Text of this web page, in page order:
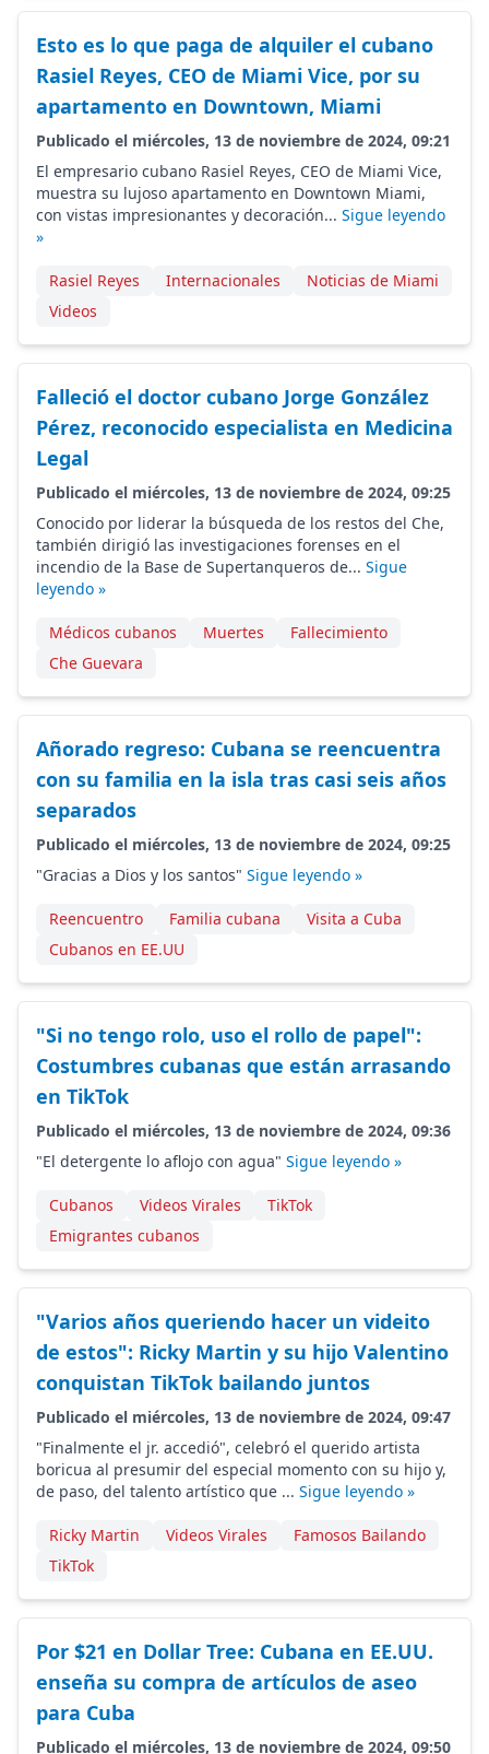
Esto es lo que paga de alquiler el cubano
Rasiel Reyes, CEO de Miami Vice, por su
apartamento en Downtown, Miami
Publicado el miércoles, 13 de noviembre de 2024, 09:21
El empresario cubano Rasiel Reyes, CEO de Miami Vice,
muestra su lujoso apartamento en Downtown Miami,
con vistas impresionantes y decoración... Sigue leyendo
»
Rasiel Reyes Internacionales
Noticias de Miami
Videos
Falleció el doctor cubano Jorge González
Pérez, reconocido especialista en Medicina
Legal
Publicado el miércoles, 13 de noviembre de 2024, 09:25
Conocido por liderar la búsqueda de los restos del Che,
también dirigió las investigaciones forenses en el
incendio de la Base de Supertanqueros de... Sigue
leyendo »
Médicos cubanos Muertes
Fallecimiento
Che Guevara
Añorado regreso: Cubana se reencuentra
con su familia en la isla tras casi seis años
separados
Publicado el miércoles, 13 de noviembre de 2024, 09:25
"Gracias a Dios y los santos" Sigue leyendo »
Reencuentro Familia cubana
Visita a Cuba
Cubanos en EE.UU
"Si no tengo rolo, uso el rollo de papel":
Costumbres cubanas que están arrasando
en TikTok
Publicado el miércoles, 13 de noviembre de 2024, 09:36
"El detergente lo aflojo con agua" Sigue leyendo »
Cubanos Videos Virales
TikTok
Emigrantes cubanos
"Varios años queriendo hacer un videito
de estos": Ricky Martin y su hijo Valentino
conquistan TikTok bailando juntos
Publicado el miércoles, 13 de noviembre de 2024, 09:47
"Finalmente el jr. accedió", celebró el querido artista
boricua al presumir del especial momento con su hijo y,
de paso, del talento artístico que ... Sigue leyendo »
Ricky Martin Videos Virales
Famosos Bailando
TikTok
Por $21 en Dollar Tree: Cubana en EE.UU.
enseña su compra de artículos de aseo
para Cuba
Publicado el miércoles, 13 de noviembre de 2024, 09:50